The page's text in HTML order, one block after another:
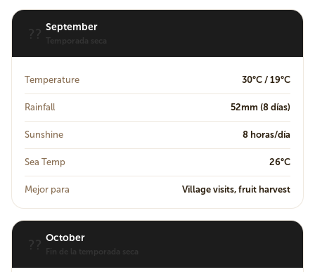
?? September
Temporada seca
Temperature 30°C / 19°C
Rainfall 52mm (8 días)
Sunshine 8 horas/día
Sea Temp 26°C
Mejor para Village visits, fruit harvest
?? October
Fin de la temporada seca